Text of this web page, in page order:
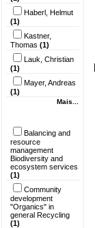
Haberl, Helmut
(1)
Kastner,
Thomas (1)
Lauk, Christian
(1)
Mayer, Andreas
(1)
Mais...
Balancing and
resource
management
Biodiversity and
ecosystem services
(1)
Community
development
"Organics" in
general Recycling
(1)